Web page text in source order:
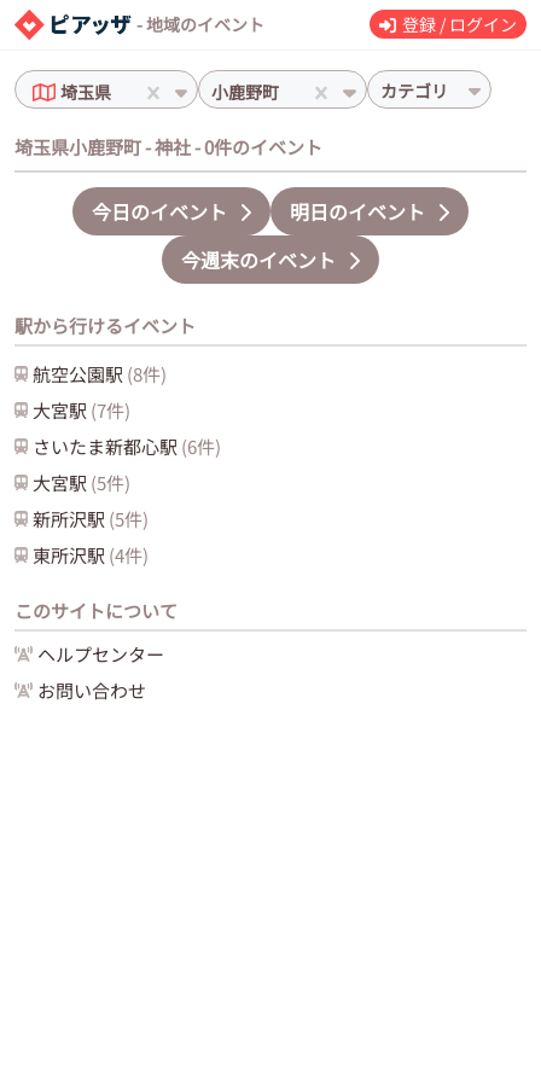
- 地域のイベント 登録 / ログイン
埼玉県 小鹿野町 カテゴリ
埼玉県小鹿野町 - 神社 - 0件のイベント
今日のイベント
明日のイベント
今週末のイベント
駅から行けるイベント
航空公園駅 (8件)
大宮駅 (7件)
さいたま新都心駅 (6件)
大宮駅 (5件)
新所沢駅 (5件)
東所沢駅 (4件)
このサイトについて
ヘルプセンター
お問い合わせ